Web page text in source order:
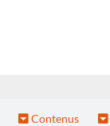
Contenus